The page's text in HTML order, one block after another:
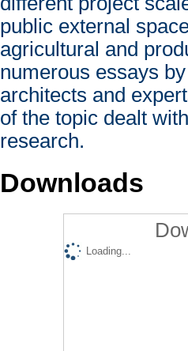
public external
agricultural and
numerous essays
architects and
of the topic dealt
research.
Downloads
Loading...